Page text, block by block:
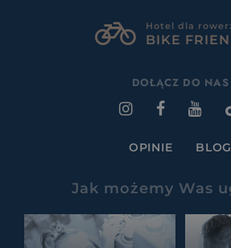
Hotel dla
BIKE
DOŁĄCZ DO NAS
OPINIE BLOG
Jak możemy Was